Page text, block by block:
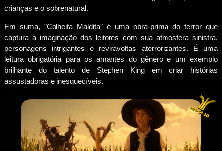
crianças e o sobrenatural.
Em suma, "Colheita Maldita" é uma obra-prima do terror que
captura a imaginação dos leitores com sua atmosfera sinistra,
personagens intrigantes e reviravoltas aterrorizantes. É uma
leitura obrigatória para os amantes do gênero e um exemplo
brilhante do talento de Stephen King em criar histórias
assustadoras e inesquecíveis.